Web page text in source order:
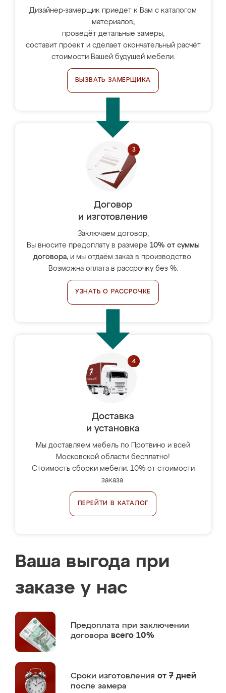
Дизайнер-замерщик приедет к Вам с каталогом
материалов,
проведёт детальные замеры,
составит проект и сделает окончательный расчёт
стоимости Вашей будущей мебели.
ВЫЗВАТЬ ЗАМЕРЩИКА
Договор
и изготовление
Заключаем договор,
Вы вносите предоплату в размере 10% от суммы
договора, и мы отдаём заказ в производство.
Возможна оплата в рассрочку без %.
УЗНАТЬ О РАССРОЧКЕ
Доставка
и установка
Мы доставляем мебель по Протвино и всей
Московской области бесплатно!
Стоимость сборки мебели: 10% от стоимости
заказа.
ПЕРЕЙТИ В КАТАЛОГ
Ваша выгода при
заказе у нас
Предоплата при заключении
договора всего 10%
Сроки изготовления от 7 дней
после замера